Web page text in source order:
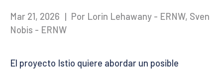
Mar 21, 2026 | Por Lorin Lehawany - ERNW, Sven
Nobis - ERNW
El proyecto Istio quiere abordar un posible